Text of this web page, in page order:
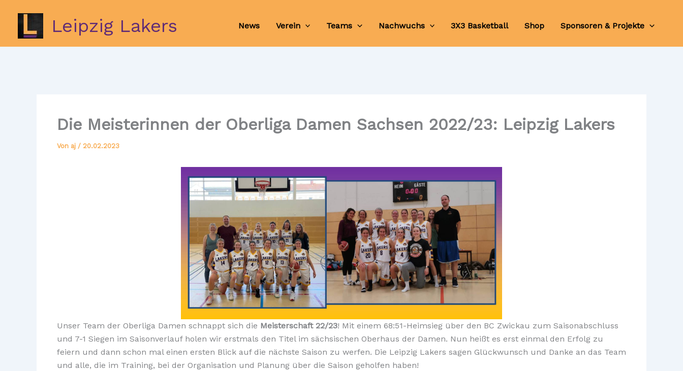
Inhalt
springen
Leipzig Lakers News Verein Teams Nachwuchs 3X3 Basketball Shop Sponsoren & Projekte
Die Meisterinnen der Oberliga Damen Sachsen 2022/23: Leipzig Lakers
Von aj / 20.02.2023
Unser Team der Oberliga Damen schnappt sich die Meisterschaft 22/23! Mit einem 68:51-Heimsieg über den BC Zwickau zum Saisonabschluss
und 7-1 Siegen im Saisonverlauf holen wir erstmals den Titel im sächsischen Oberhaus der Damen. Nun heißt es erst einmal den Erfolg zu
feiern und dann schon mal einen ersten Blick auf die nächste Saison zu werfen. Die Leipzig Lakers sagen Glückwunsch und Danke an das Team
und alle, die im Training, bei der Organisation und Planung über die Saison geholfen haben!